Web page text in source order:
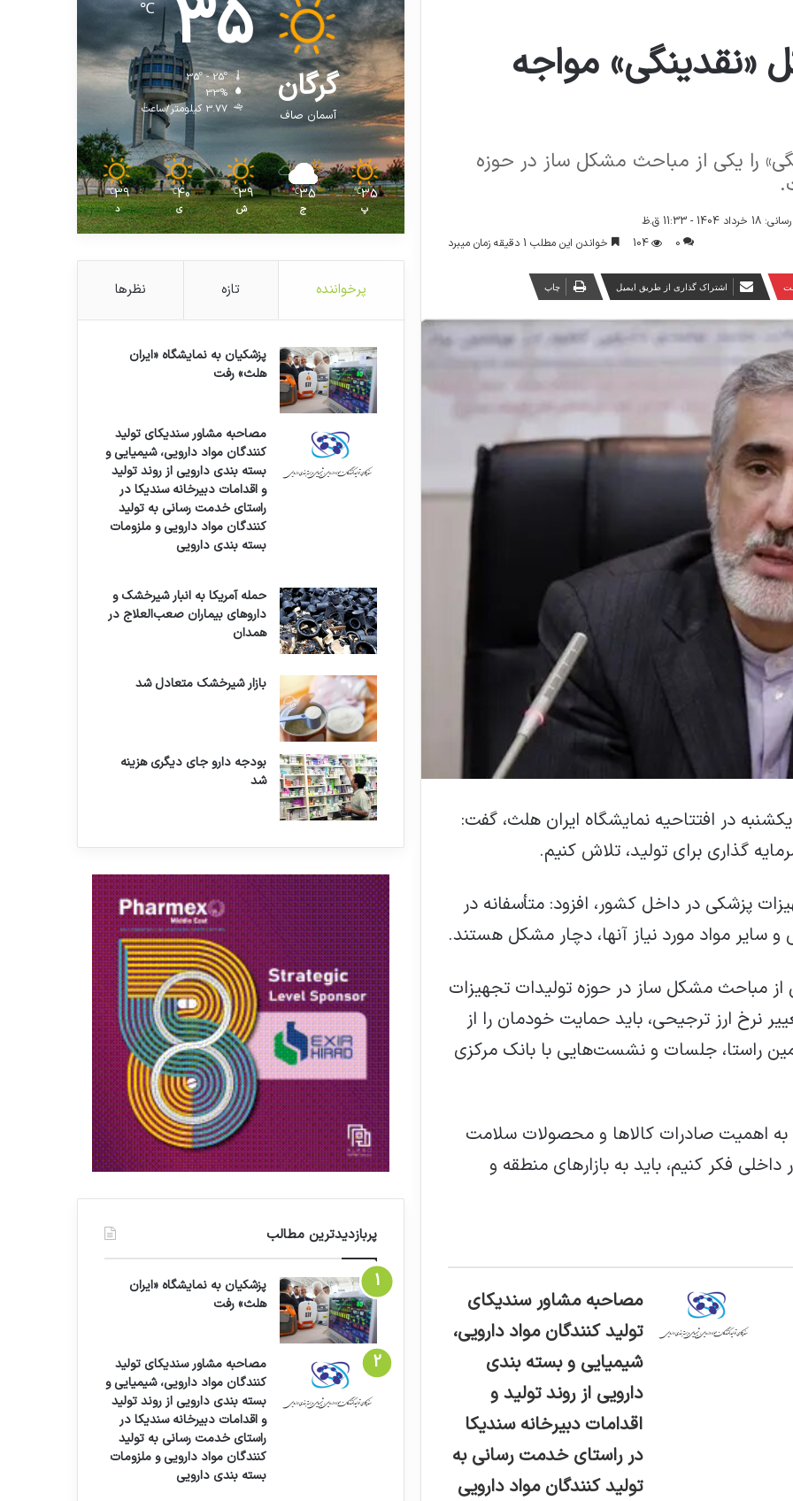
مواجه
را یکی از مباحث مشکل ساز در حوزه
- 11:33 ق.ظ
0
104 خواندن این مطلب 1 دقیقه زمان میبرد
اشتراک گذاری از طریق ایمیل چاپ
در افتتاحیه نمایشگاه ایران هلث، گفت:
گذاری برای تولید، تلاش کنیم.
پزشکی در داخل کشور، افزود: متأسفانه در
سایر مواد مورد نیاز آنها، دچار مشکل هستند.
از مباحث مشکل ساز در حوزه تولیدات تجهیزات
نرخ ارز ترجیحی، باید حمایت خودمان را از
راستا، جلسات و نشست‌هایی با بانک مرکزی
به اهمیت صادرات کالاها و محصولات سلامت
داخلی فکر کنیم، باید به بازارهای منطقه و
مصاحبه مشاور سندیکای
تولید کنندگان مواد دارویی،
شیمیایی و بسته بندی
دارویی از روند تولید و
اقدامات دبیرخانه سندیکا
در راستای خدمت رسانی به
تولید کنندگان مواد دارویی
گرگان
آسمان صاف
35
℃
35º - 25º
33%
3.77 کیلومتر/ساعت
35
℃
پ
35
℃
ج
39
℃
ش
40
℃
ی
39
℃
د
پرخواننده تازه نظرها
پزشکیان به نمایشگاه «ایران
هلث» رفت
مصاحبه مشاور سندیکای تولید
کنندگان مواد دارویی، شیمیایی و
بسته بندی دارویی از روند تولید
و اقدامات دبیرخانه سندیکا در
راستای خدمت رسانی به تولید
کنندگان مواد دارویی و ملزومات
بسته بندی دارویی
حمله آمریکا به انبار شیرخشک و
داروهای بیماران صعب‌العلاج در
همدان
بازار شیرخشک متعادل شد
بودجه دارو جای دیگری هزینه
شد
پربازدیدترین مطالب
پزشکیان به نمایشگاه «ایران
هلث» رفت
مصاحبه مشاور سندیکای تولید
کنندگان مواد دارویی، شیمیایی و
بسته بندی دارویی از روند تولید
و اقدامات دبیرخانه سندیکا در
راستای خدمت رسانی به تولید
کنندگان مواد دارویی و ملزومات
بسته بندی دارویی